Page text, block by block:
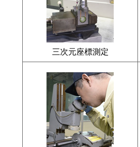
三次元座標測定